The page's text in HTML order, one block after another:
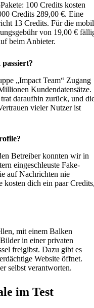
100 Credits kosten
Credits 289,00 €. Eine
13 Credits. Für die
von 19,00 €
beim Anbieter.
„Impact Team“ Zugang
Kundendatensätze.
daraufhin zurück, und
vieler Nutzer ist
Betreiber konnten wir in
eingeschleuste Fake-
auf Nachrichten nie
kosten dich ein paar
mit einem Balken
in einer privaten
freigibst. Dazu gibt es
Website öffnet.
selbst verantworten.
im Test